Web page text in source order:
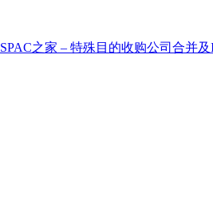
SPAC之家 – 特殊目的收购公司合并